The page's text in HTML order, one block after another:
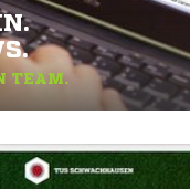
TEAM.